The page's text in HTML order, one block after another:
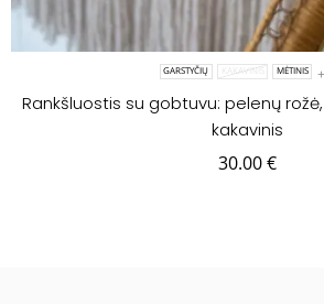
GARSTYČIŲ KAKAVINIS MĖTINIS
Rankšluostis su gobtuvu: pelenų
kakavinis
30.00€